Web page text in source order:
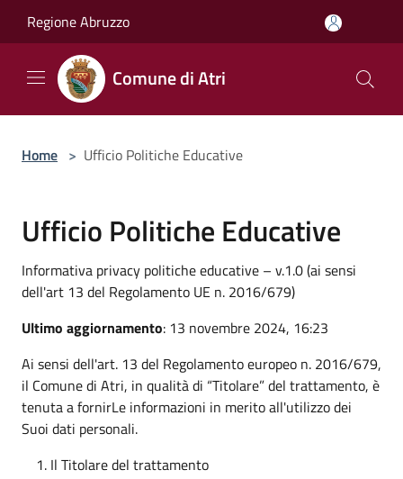
Regione Abruzzo
Comune di Atri
Home > Ufficio Politiche Educative
Ufficio Politiche Educative
Informativa privacy politiche educative – v.1.0 (ai sensi
dell'art 13 del Regolamento UE n. 2016/679)
Ultimo aggiornamento: 13 novembre 2024, 16:23
Ai sensi dell'art. 13 del Regolamento europeo n. 2016/679,
il Comune di Atri, in qualità di “Titolare” del trattamento, è
tenuta a fornirLe informazioni in merito all'utilizzo dei
Suoi dati personali.
Il Titolare del trattamento